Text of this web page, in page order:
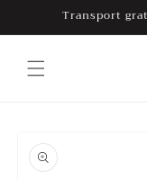
Salt laTransport
despre
produs